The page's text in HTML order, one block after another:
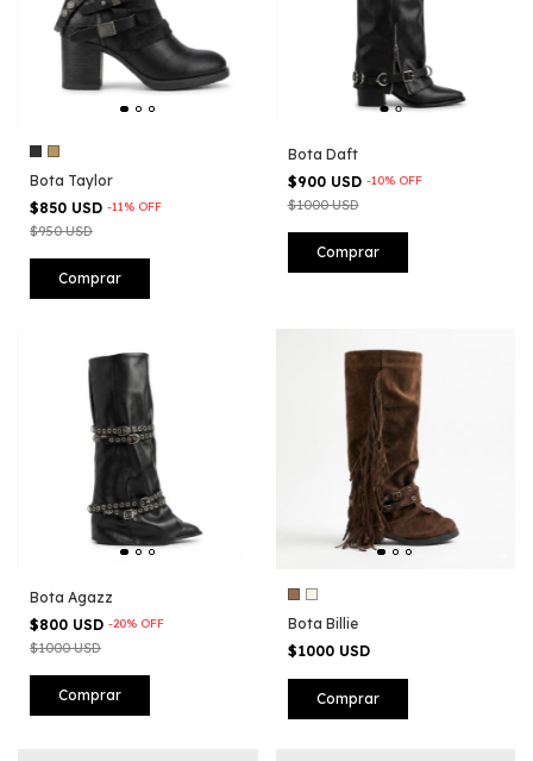
Bota Taylor
$850 USD -11% OFF
$950 USD
Comprar
Bota Daft
$900 USD -10% OFF
$1000 USD
Comprar
Bota Agazz
$800 USD -20% OFF
$1000 USD
Comprar
Bota Billie
$1000 USD
Comprar